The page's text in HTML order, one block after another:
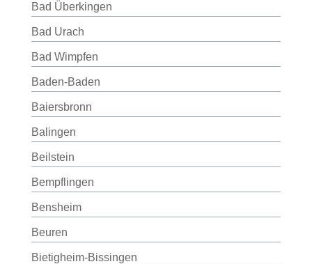
Bad Überkingen
Bad Urach
Bad Wimpfen
Baden-Baden
Baiersbronn
Balingen
Beilstein
Bempflingen
Bensheim
Beuren
Bietigheim-Bissingen